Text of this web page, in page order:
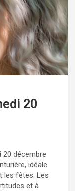
20
20 décembre
idéale
les fêtes. Les
et à